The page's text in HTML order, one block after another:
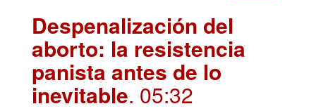
Despenalización del
aborto: la resistencia
panista antes de lo
inevitable. 05:32